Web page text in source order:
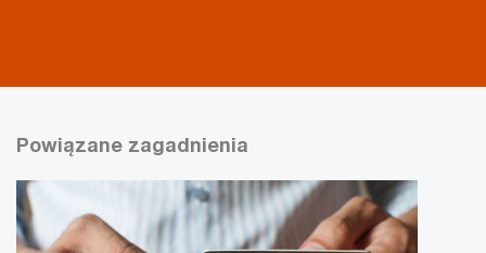
Powiązane zagadnienia